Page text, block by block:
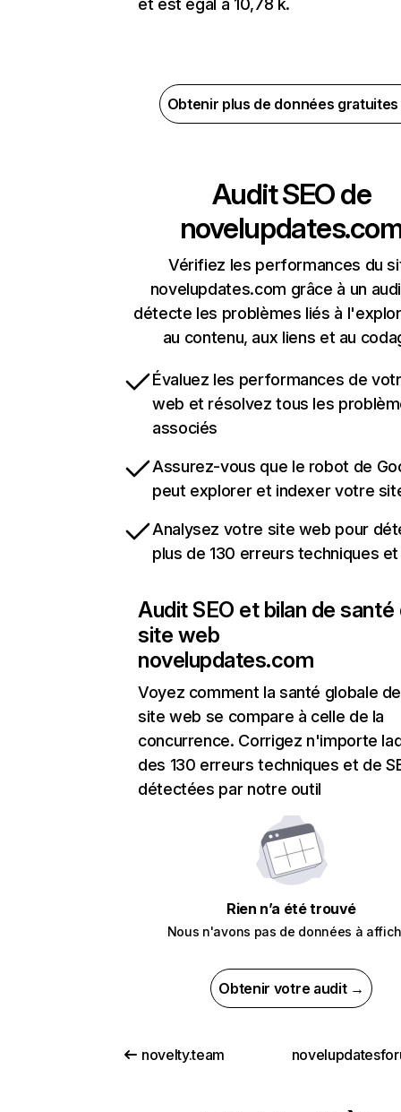
et est égal à 10,78 k.
Obtenir plus de données
Audit SEO de
Vérifiez les performances du
novelupdates.com grâce à un
détecte les problèmes liés à
au contenu, aux liens et au
Évaluez les performances de
web et résolvez tous les
associés
Assurez-vous que le robot de
peut explorer et indexer votre
Analysez votre site web pour
plus de 130 erreurs techniques et
Audit SEO et bilan de santé
site web
novelupdates.com
Voyez comment la santé globale
site web se compare à celle de la
concurrence. Corrigez n'importe
des 130 erreurs techniques et de
détectées par notre outil
Rien n’a été trouvé
Nous n'avons pas de données à
Obtenir votre audit →
novelty.team